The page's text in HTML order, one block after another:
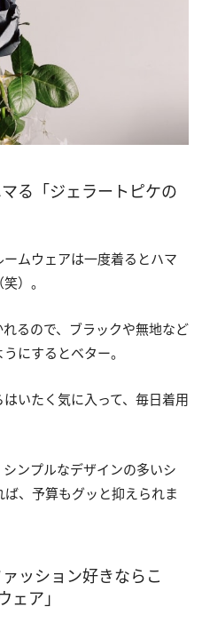
る「ジェラートピケの
ムウェアは一度着るとハマ
）。
るので、ブラックや無地など
にするとベター。
いたく気に入って、毎日着用
ンプルなデザインの多いシ
、予算もグッと抑えられま
ッション好きならこ
ア」